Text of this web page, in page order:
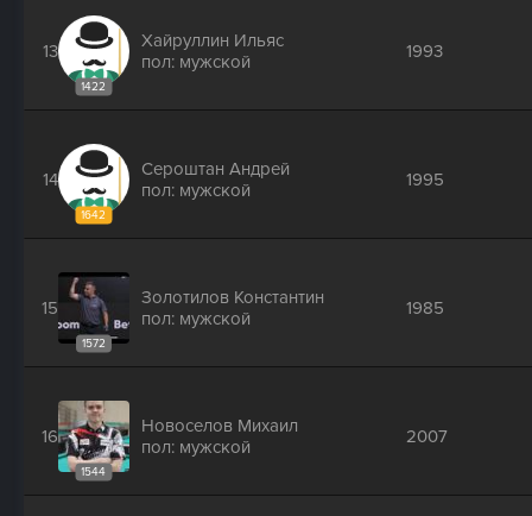
13
1422
Хайруллин Ильяс
пол: мужской
1993
14
1642
Сероштан Андрей
пол: мужской
1995
15
1572
Золотилов Константин
пол: мужской
1985
16
1544
Новоселов Михаил
пол: мужской
2007